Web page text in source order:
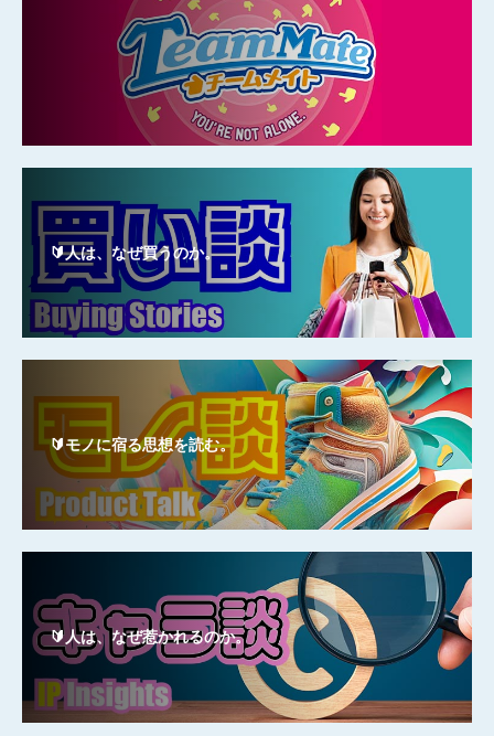
🔰人は、なぜ買うのか。
🔰モノに宿る思想を読む。
🔰人は、なぜ惹かれるのか。